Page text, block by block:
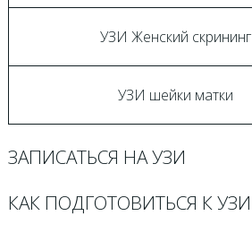
УЗИ Женский скрининг
УЗИ шейки матки
ЗАПИСАТЬСЯ НА УЗИ
КАК ПОДГОТОВИТЬСЯ К УЗИ